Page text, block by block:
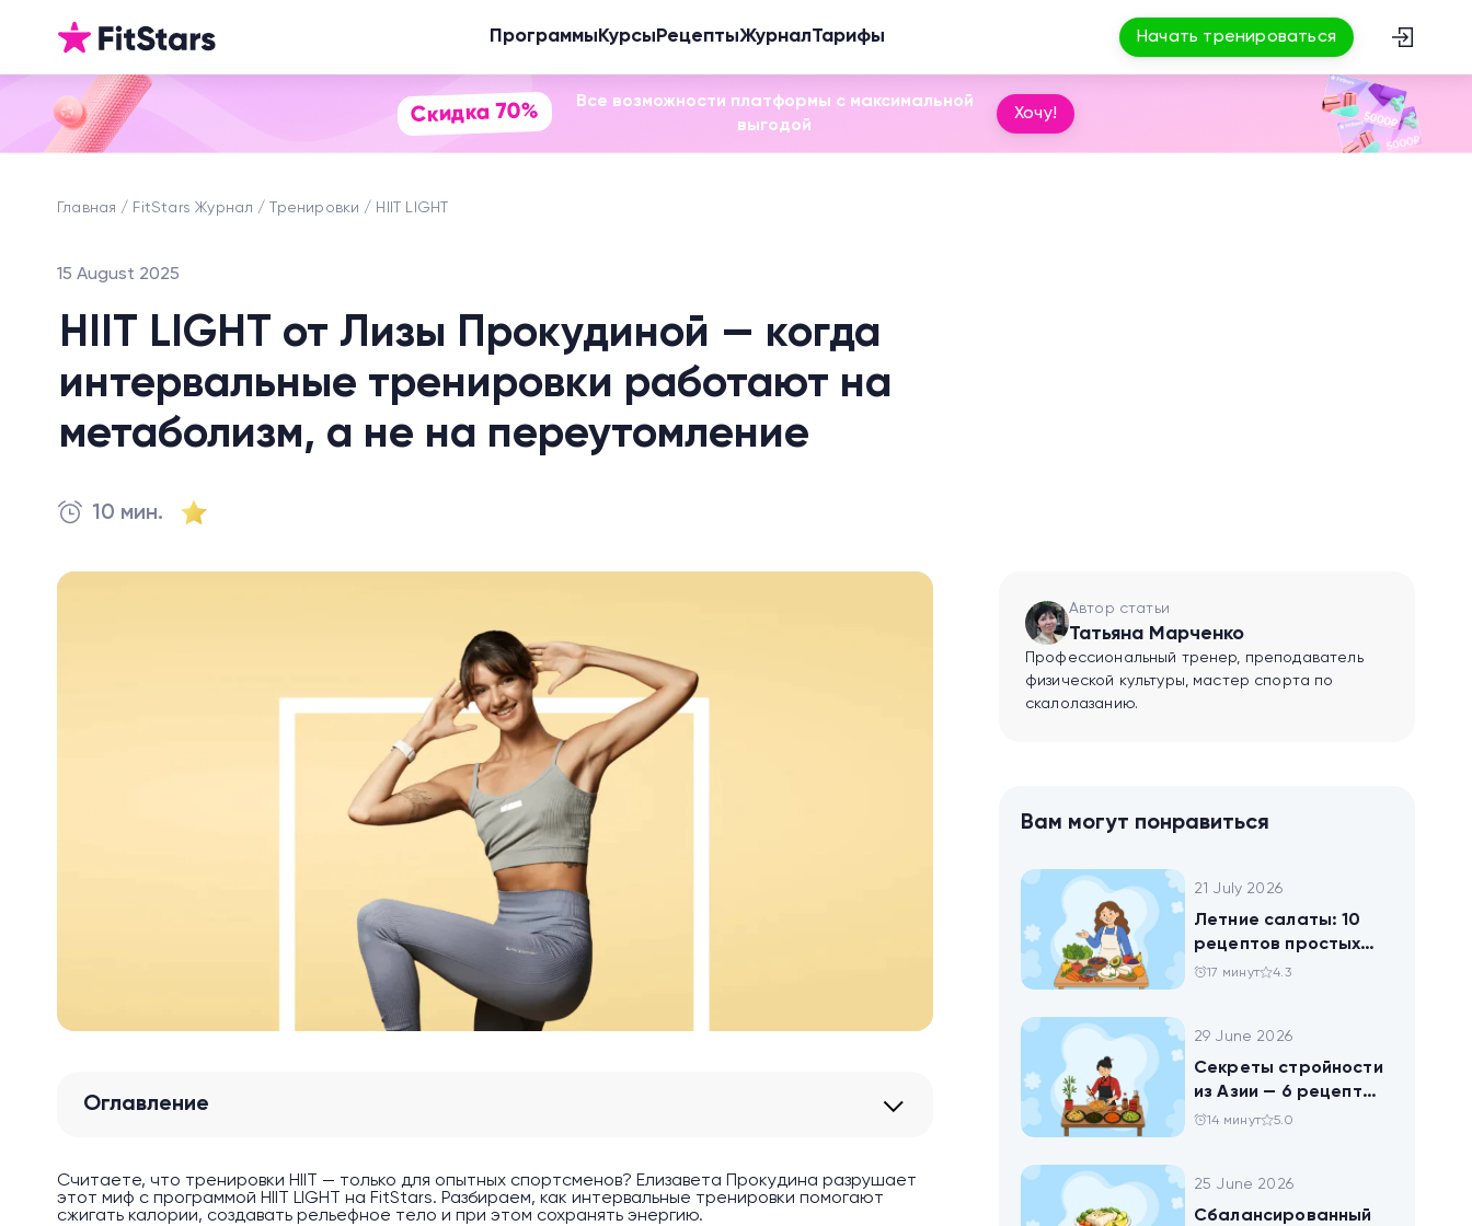
Программы Курсы РецептыЖурналТарифы Начать тренироваться
Скидка 70%
Все возможности платформы с максимальной
выгодой
Хочу!
Главная FitStars Журнал Тренировки HIIT LIGHT
15 August 2025
HIIT LIGHT от Лизы Прокудиной — когда
интервальные тренировки работают на
метаболизм, а не на переутомление
10 мин.
Оглавление
Считаете, что тренировки HIIT — только для опытных спортсменов? Елизавета Прокудина разрушает
этот миф с программой HIIT LIGHT на FitStars. Разбираем, как интервальные тренировки помогают
сжигать калории, создавать рельефное тело и при этом сохранять энергию.
Автор статьи
Татьяна Марченко
Профессиональный тренер, преподаватель
физической культуры, мастер спорта по
скалолазанию.
Вам могут понравиться
21 July 2026
Летние салаты: 10
рецептов простых
блюд для будней и
17 минут 4.3
29 June 2026
Секреты стройности
из Азии — 6 рецептов
китайских салатов
14 минут 5.0
25 June 2026
Сбалансированный